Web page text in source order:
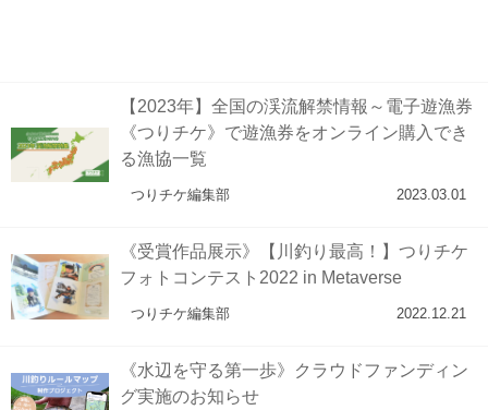
【2023年】全国の渓流解禁情報～電子遊漁券
《つりチケ》で遊漁券をオンライン購入でき
る漁協一覧
つりチケ編集部 2023.03.01
《受賞作品展示》【川釣り最高！】つりチケ
フォトコンテスト2022 in Metaverse
つりチケ編集部 2022.12.21
《水辺を守る第一歩》クラウドファンディン
グ実施のお知らせ